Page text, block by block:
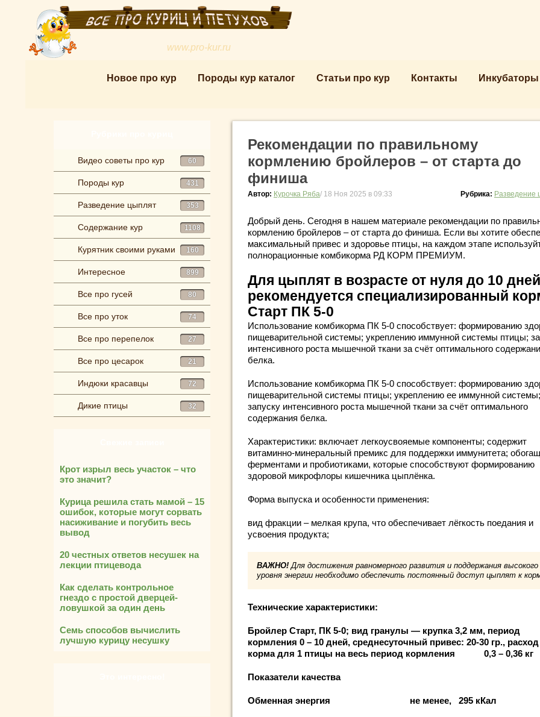
www.pro-kur.ru
Новое про кур Породы кур каталог Статьи про кур Контакты Инкубаторы
Видео советы про кур 60
Породы кур 431
Разведение цыплят 353
Содержание кур 1108
Курятник своими руками 160
Интересное 899
Все про гусей 80
Все про уток 74
Все про перепелок 27
Все про цесарок 21
Индюки красавцы 72
Дикие птицы 32
Крот изрыл весь участок – что
это значит?
Курица решила стать мамой – 15
ошибок, которые могут сорвать
насиживание и погубить весь
вывод
20 честных ответов несушек на
лекции птицевода
Как сделать контрольное
гнездо с простой дверцей-
ловушкой за один день
Семь способов вычислить
лучшую курицу несушку
Рекомендации по правильному
кормлению бройлеров – от старта до
финиша
Автор: Курочка Ряба/ 18 Ноя 2025 в 09:33 Рубрика: Разведение
Добрый день. Сегодня в нашем материале рекомендации по
кормлению бройлеров – от старта до финиша. Если вы хотите
максимальный привес и здоровье птицы, на каждом этапе
полнорационные комбикорма РД КОРМ ПРЕМИУМ.
Для цыплят в возрасте от нуля до 10 дней
рекомендуется специализированный
Старт ПК 5-0
Использование комбикорма ПК 5-0 способствует: формированию
пищеварительной системы; укреплению иммунной системы птицы;
интенсивного роста мышечной ткани за счёт оптимального
белка.
Использование комбикорма ПК 5-0 способствует: формированию
пищеварительной системы птицы; укреплению ее иммунной системы;
запуску интенсивного роста мышечной ткани за счёт оптимального
содержания белка.
Характеристики: включает легкоусвояемые компоненты; содержит
витаминно-минеральный премикс для поддержки иммунитета;
ферментами и пробиотиками, которые способствуют формированию
здоровой микрофлоры кишечника цыплёнка.
Форма выпуска и особенности применения:
вид фракции – мелкая крупа, что обеспечивает лёгкость поедания и
усвоения продукта;
ВАЖНО! Для достижения равномерного развития и поддержания высокого
уровня энергии необходимо обеспечить постоянный доступ цыплят к
Технические характеристики:
Бройлер Старт, ПК 5-0; вид гранулы — крупка 3,2 мм, период
кормления 0 – 10 дней, среднесуточный привес: 20-30 гр., расход
корма для 1 птицы на весь период кормления 0,3 – 0,36 кг
Показатели качества
Обменная энергия не менее, 295 кКал